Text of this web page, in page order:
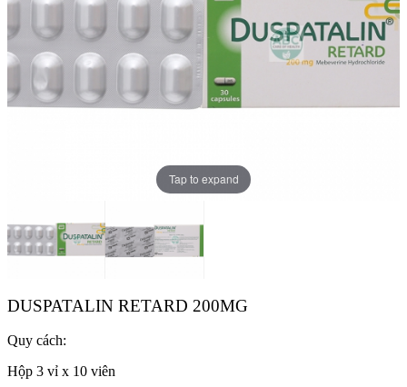
Tap to expand
DUSPATALIN RETARD 200MG
Quy cách:
Hộp 3 vỉ x 10 viên